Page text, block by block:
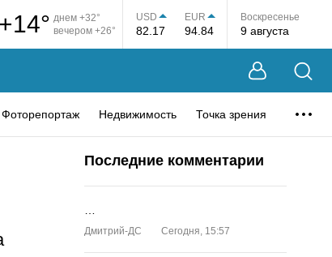
+14° днем +32°
вечером +26°
USD
82.17
EUR
94.84
Воскресенье
9 августа
Фоторепортаж Недвижимость Точка зрения
Последние комментарии
Дмитрий-ДС Сегодня, 15:57